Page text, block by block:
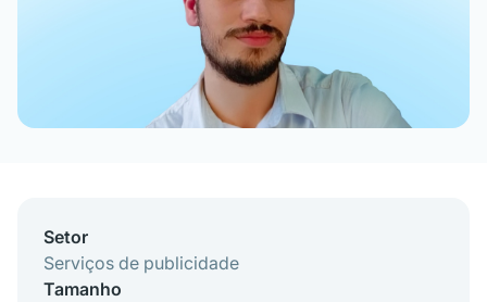
Setor
Serviços de publicidade
Tamanho